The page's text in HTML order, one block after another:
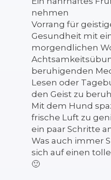
nehmen
Vorrang für
Gesundheit mit
morgendlichen
beruhigenden
Lesen oder
den Geist zu
Mit dem Hund
frische Luft zu
ein paar Schritte
Was auch immer
sich auf einen
🙂